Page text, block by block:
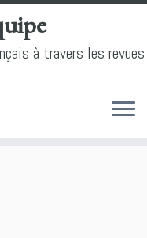
à travers les revues